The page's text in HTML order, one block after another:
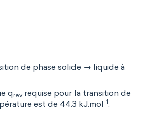
de phase solide → liquide à
qrev requise pour la transition de
est de 44.3 kJ.mol-1.